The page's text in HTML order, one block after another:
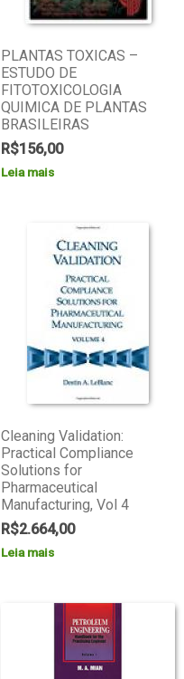
PLANTAS TOXICAS –
ESTUDO DE
FITOTOXICOLOGIA
QUIMICA DE PLANTAS
BRASILEIRAS
R$156,00
Leia mais
Cleaning Validation:
Practical Compliance
Solutions for
Pharmaceutical
Manufacturing, Vol 4
R$2.664,00
Leia mais